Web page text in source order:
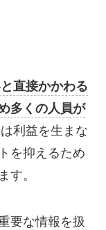
直接かかわる
多くの人員が
利益を生まな
を抑えるため
す。
要な情報を扱